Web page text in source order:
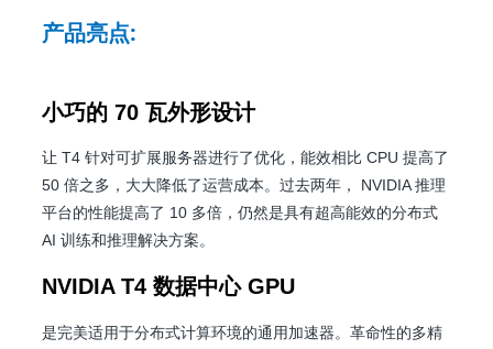
产品亮点:
小巧的 70 瓦外形设计
让 T4 针对可扩展服务器进行了优化，能效相比 CPU 提高了
50 倍之多，大大降低了运营成本。过去两年， NVIDIA 推理
平台的性能提高了 10 多倍，仍然是具有超高能效的分布式
AI 训练和推理解决方案。
NVIDIA T4 数据中心 GPU
是完美适用于分布式计算环境的通用加速器。革命性的多精